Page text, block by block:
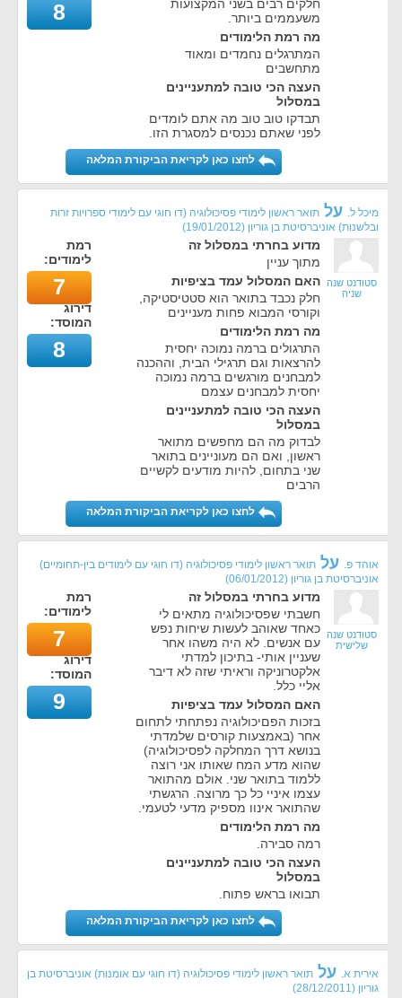
חלקים רבים בשני המקצועות
משעממים ביותר.
מה רמת הלימודים
המתרגלים נחמדים ומאוד
מתחשבים
העצה הכי טובה למתעניינים
במסלול
תבדקו טוב טוב מה אתם לומדים
לפני שאתם נכנסים למסגרת הזו.
8
לחצו כאן לקריאת הביקורת המלאה
מיכל ל. על תואר ראשון לימודי פסיכולוגיה (דו חוגי עם לימודי ספרויות זרות
ובלשנות) אוניברסיטת בן גוריון (
19/01/2012
)
סטודנט שנה
שניה
מדוע בחרתי במסלול זה
מתוך עניין
האם המסלול עמד בציפיות
חלק נכבד בתואר הוא סטטיסטיקה,
וקורסי המבוא פחות מעניינים
מה רמת הלימודים
התרגולים ברמה נמוכה יחסית
להרצאות וגם תרגילי הבית, וההכנה
למבחנים מורגשים ברמה נמוכה
יחסית למבחנים עצמם
העצה הכי טובה למתעניינים
במסלול
לבדוק מה הם מחפשים מתואר
ראשון, ואם הם מעוניינים בתואר
שני בתחום, להיות מודעים לקשיים
הרבים
רמת
לימודים:
7
דירוג
המוסד:
8
לחצו כאן לקריאת הביקורת המלאה
אוהד פ. על תואר ראשון לימודי פסיכולוגיה (דו חוגי עם לימודים בין-תחומיים)
אוניברסיטת בן גוריון (
06/01/2012
)
סטודנט שנה
שלישית
מדוע בחרתי במסלול זה
חשבתי שפסיכולוגיה מתאים לי
כאחד שאוהב לעשות שיחות נפש
עם אנשים. לא היה משהו אחר
שעניין אותי- בתיכון למדתי
אלקטרוניקה וראיתי שזה לא דיבר
אליי כלל.
האם המסלול עמד בציפיות
בזכות הפםיכולוגיה נפתחתי לתחום
אחר (באמצעות קורסים שלמדתי
בנושא דרך המחלקה לפסיכולוגיה)
שהוא מדע המח שאותו אני רוצה
ללמוד בתואר שני. אולם מהתואר
עצמו איניי כל כך מרוצה. הרגשתי
שהתואר אינוו מספיק מדעי לטעמי.
מה רמת הלימודים
רמה סבירה.
העצה הכי טובה למתעניינים
במסלול
תבואו בראש פתוח.
רמת
לימודים:
7
דירוג
המוסד:
9
לחצו כאן לקריאת הביקורת המלאה
אירית א. על תואר ראשון לימודי פסיכולוגיה (דו חוגי עם אומנות) אוניברסיטת בן
גוריון (
28/12/2011
)